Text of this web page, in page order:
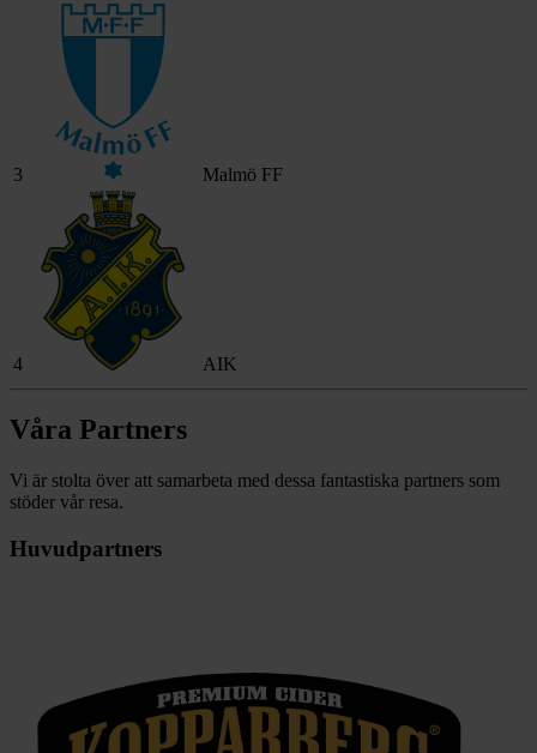
3 Malmö FF
4 AIK
Våra Partners
Vi är stolta över att samarbeta med dessa fantastiska partners som
stöder vår resa.
Huvudpartners